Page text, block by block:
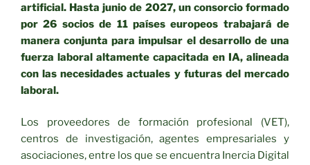
artificial. Hasta junio de 2027, un consorcio formado
por 26 socios de 11 países europeos trabajará de
manera conjunta para impulsar el desarrollo de una
fuerza laboral altamente capacitada en IA, alineada
con las necesidades actuales y futuras del mercado
laboral.
Los proveedores de formación profesional (VET),
centros de investigación, agentes empresariales y
asociaciones, entre los que se encuentra Inercia Digital